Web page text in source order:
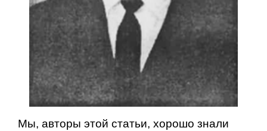
Мы, авторы этой статьи, хоро­шо знали